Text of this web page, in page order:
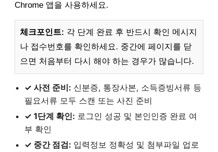
Chrome 앱을 사용하세요.
체크포인트: 각 단계 완료 후 반드시 확인 메시지
나 접수번호를 확인하세요. 중간에 페이지를 닫
으면 처음부터 다시 해야 하는 경우가 많습니다.
✓ 사전 준비: 신분증, 통장사본, 소득증빙서류 등
필요서류 모두 스캔 또는 사진 준비
✓ 1단계 확인: 로그인 성공 및 본인인증 완료 여
부 확인
✓ 중간 점검: 입력정보 정확성 및 첨부파일 업로